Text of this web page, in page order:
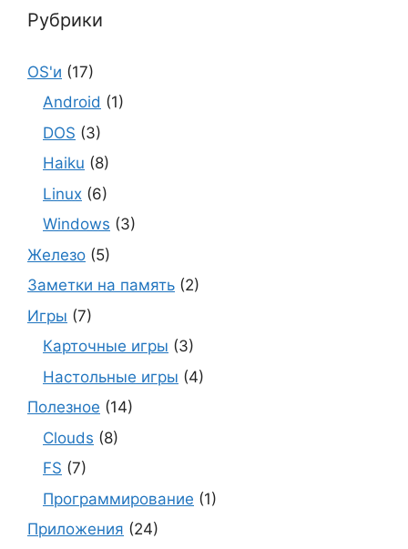
Рубрики
OS'и (17)
Android (1)
DOS (3)
Haiku (8)
Linux (6)
Windows (3)
Железо (5)
Заметки на память (2)
Игры (7)
Карточные игры (3)
Настольные игры (4)
Полезное (14)
Clouds (8)
FS (7)
Программирование (1)
Приложения (24)